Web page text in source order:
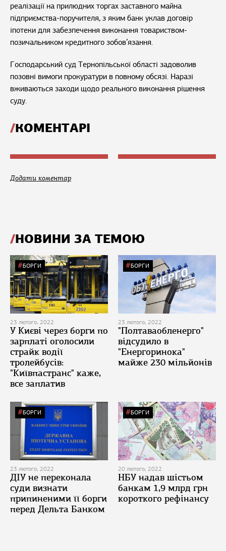
реалізації на прилюдних торгах заставного майна
підприємства-поручителя, з яким банк уклав договір
іпотеки для забезпечення виконання товариством-
позичальником кредитного зобов’язання.
Господарський суд Тернопільської області задоволив
позовні вимоги прокуратури в повному обсязі. Наразі
вживаються заходи щодо реального виконання рішення
суду.
КОМЕНТАРІ
Додати коментар
НОВИНИ ЗА ТЕМОЮ
БОРГИ
23 лютого, 2022
У Києві через борги по
зарплаті оголосили
страйк водії
тролейбусів:
"Київпастранс" каже,
все заплатив
БОРГИ
23 лютого, 2022
"Полтаваобленерго"
відсудило в
"Енергоринока"
майже 230 мільйонів
БОРГИ
23 лютого, 2022
ДІУ не переконала
суди визнати
припиненими її борги
перед Дельта Банком
БОРГИ
20 лютого, 2022
НБУ надав шістьом
банкам 1,9 млрд грн
короткого рефінансу